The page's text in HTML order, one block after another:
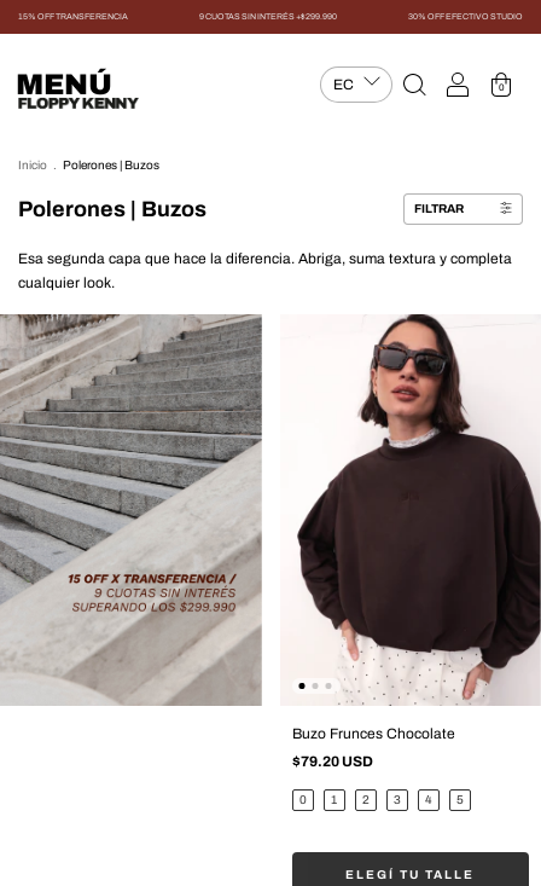
15% OFF TRANSFERENCIA 9 CUOTAS SIN INTERÉS +$299.990 30% OFF EFECTIVO STUDIO
MENÚ 0
Inicio Polerones | Buzos
Polerones | Buzos FILTRAR
Esa segunda capa que hace la diferencia. Abriga, suma textura y completa
cualquier look.
Buzo Frunces Chocolate
$79.20 USD
0 1 2 3 4 5
ELEGÍ TU TALLE